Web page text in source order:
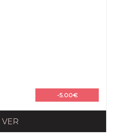
-5.00€
VER